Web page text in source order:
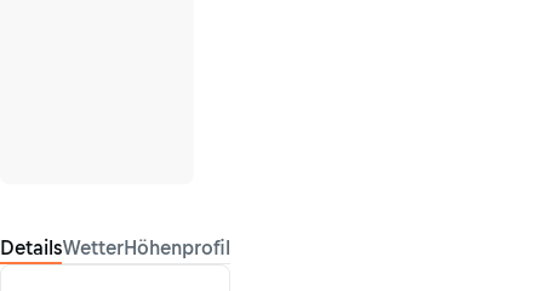
DetailsWetterHöhenprofil